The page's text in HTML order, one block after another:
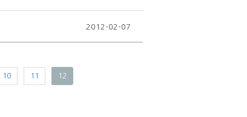
2012-02-07
10 11 12